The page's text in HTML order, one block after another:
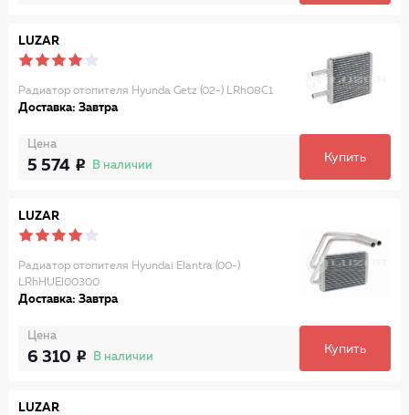
LUZAR
Радиатор отопителя Hyunda Getz (02-) LRh08C1
Доставка: Завтра
Цена
5 574 В наличии
Купить
LUZAR
Радиатор отопителя Hyundai Elantra (00-)
LRhHUEl00300
Доставка: Завтра
Цена
6 310 В наличии
Купить
LUZAR